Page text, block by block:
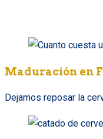
Maduración en
Dejamos reposar la